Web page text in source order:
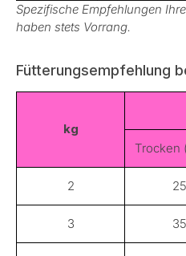
Spezifische Empfehlungen
haben stets Vorrang.
Fütterungsempfehlung
kg
Trocken
2 25
3 35